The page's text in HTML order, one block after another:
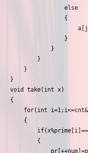
}
void take(int x)
{